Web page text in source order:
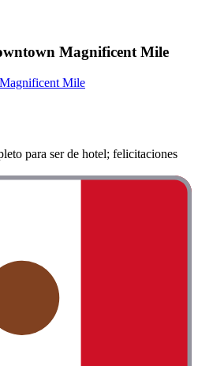
Magnificent Mile
Mile
para ser de hotel; felicitaciones